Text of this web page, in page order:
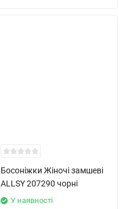
Босоніжки Жіночі замшеві
ALLSY 207290 чорні
У наявності